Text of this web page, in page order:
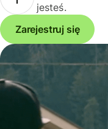
jesteś.
Zarejestruj się